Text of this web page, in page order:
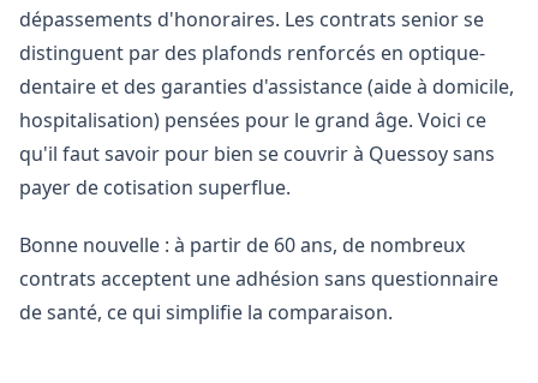
dépassements d'honoraires. Les contrats senior se
distinguent par des plafonds renforcés en optique-
dentaire et des garanties d'assistance (aide à domicile,
hospitalisation) pensées pour le grand âge. Voici ce
qu'il faut savoir pour bien se couvrir à Quessoy sans
payer de cotisation superflue.
Bonne nouvelle : à partir de 60 ans, de nombreux
contrats acceptent une adhésion sans questionnaire
de santé, ce qui simplifie la comparaison.